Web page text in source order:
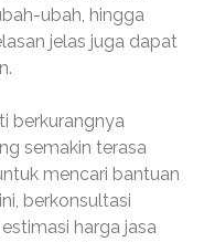
ubah, hingga
jelas juga dapat
berkurangnya
semakin terasa
mencari bantuan
berkonsultasi
harga jasa